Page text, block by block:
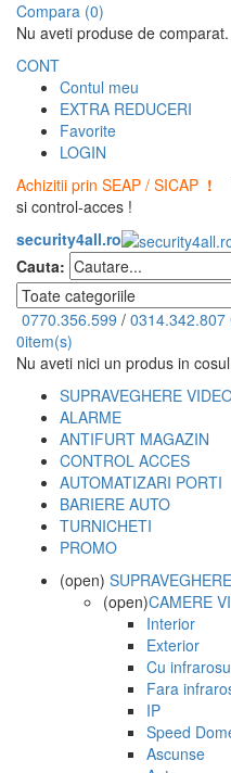
Compara (0)
Nu aveti produse de comparat.
CONT
Contul meu
EXTRA REDUCERI
Favorite
LOGIN
Achizitii prin SEAP / SICAP !
si control-acces !
security4all.ro
Cauta:
0770.356.599 / 0314.342.807
0item(s)
Nu aveti nici un produs in
SUPRAVEGHERE
ALARME
ANTIFURT MAGAZIN
CONTROL ACCES
AUTOMATIZARI PORTI
BARIERE AUTO
TURNICHETI
PROMO
(open)
(open)CAMERE
Interior
Exterior
Cu infrarosu
Fara
IP
Speed
Ascunse